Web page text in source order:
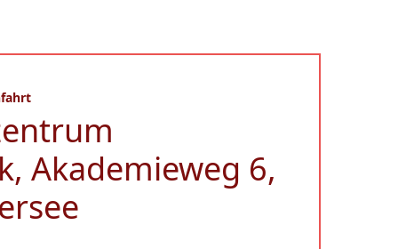
Akademieweg 6,